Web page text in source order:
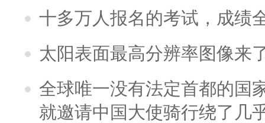
十多万人报名的考试，成绩
太阳表面最高分辨率图像来
全球唯一没有法定首都的国
就邀请中国大使骑行绕了几